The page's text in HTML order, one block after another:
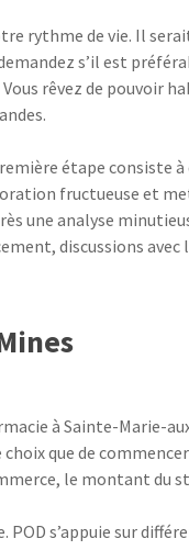
rythme de vie. Il
s’il est
rêvez de pouvoir
étape consiste
fructueuse et
une analyse
discussions
à Sainte-Marie-
que de
le montant du
s’appuie sur